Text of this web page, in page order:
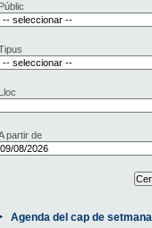
Públic
Lloc
partir de
Agenda del cap de setmana